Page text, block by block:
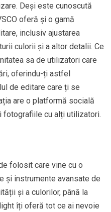
Deși este cunoscută
oferă și o gamă
inclusiv ajustarea
culorii și a altor detalii. Ce
sa de utilizatori care
oferindu-ți astfel
de editare care ți se
are o platformă socială
fotografiile cu alți utilizatori.
folosit care vine cu o
și instrumente avansate de
și a culorilor, până la
îți oferă tot ce ai nevoie